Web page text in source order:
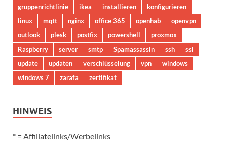
gruppenrichtlinie
ikea installieren
konfigurieren
linux
mqtt nginx office 365 openhab
openvpn
outlook
plesk postfix powershell
proxmox
Raspberry
server smtp Spamassassin ssh
ssl
update
updaten verschlüsselung vpn
windows
windows 7
zarafa zertifikat
HINWEIS
* = Affiliatelinks/Werbelinks